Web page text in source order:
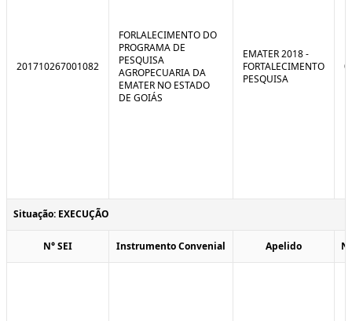
201710267001082
FORLALECIMENTO DO
PROGRAMA DE
PESQUISA
AGROPECUARIA DA
EMATER NO ESTADO
DE GOIÁS
EMATER 2018 -
FORTALECIMENTO
PESQUISA
Situação: EXECUÇÃO
N° SEI Instrumento Convenial Apelido